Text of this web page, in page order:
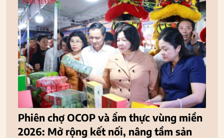
Phiên chợ OCOP và ẩm thực vùng miền
2026: Mở rộng kết nối, nâng tầm sản